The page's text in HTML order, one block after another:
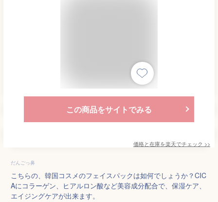
この商品をサイトでみる
価格と在庫を楽天でチェック >>
だんごっ鼻
こちらの、韓国コスメのフェイスパックは如何でしょうか？CIC
Aにコラーゲン、ヒアルロン酸など美容成分配合で、保湿ケア、
エイジングケアが出来ます。